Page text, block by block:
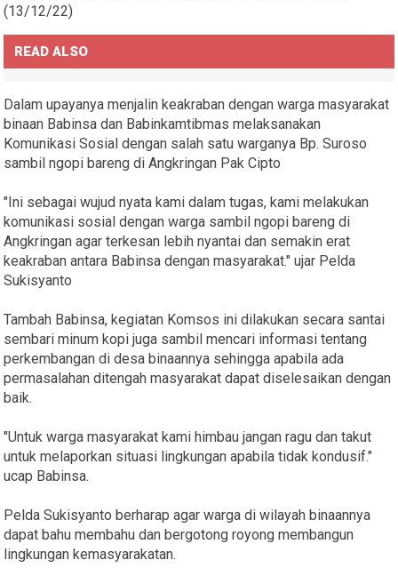
(13/12/22)
READ ALSO
Dalam upayanya menjalin keakraban dengan warga masyarakat
binaan Babinsa dan Babinkamtibmas melaksanakan
Komunikasi Sosial dengan salah satu warganya Bp. Suroso
sambil ngopi bareng di Angkringan Pak Cipto
"Ini sebagai wujud nyata kami dalam tugas, kami melakukan
komunikasi sosial dengan warga sambil ngopi bareng di
Angkringan agar terkesan lebih nyantai dan semakin erat
keakraban antara Babinsa dengan masyarakat." ujar Pelda
Sukisyanto
Tambah Babinsa, kegiatan Komsos ini dilakukan secara santai
sembari minum kopi juga sambil mencari informasi tentang
perkembangan di desa binaannya sehingga apabila ada
permasalahan ditengah masyarakat dapat diselesaikan dengan
baik.
"Untuk warga masyarakat kami himbau jangan ragu dan takut
untuk melaporkan situasi lingkungan apabila tidak kondusif."
ucap Babinsa.
Pelda Sukisyanto berharap agar warga di wilayah binaannya
dapat bahu membahu dan bergotong royong membangun
lingkungan kemasyarakatan.